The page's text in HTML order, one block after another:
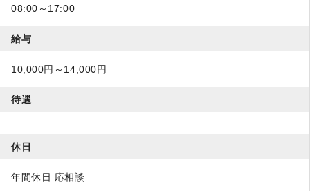
08:00～17:00
給与
10,000円～14,000円
待遇
休日
年間休日 応相談